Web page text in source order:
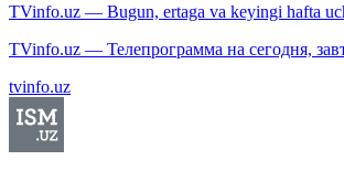
TVinfo.uz — Bugun, ertaga va keyingi hafta
TVinfo.uz — Телепрограмма на сегодня,
tvinfo.uz